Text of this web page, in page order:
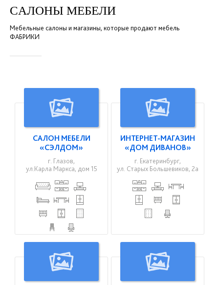
CАЛОНЫ МЕБЕЛИ
Мебельные салоны и магазины, которые продают мебель
ФАБРИКИ
САЛОН МЕБЕЛИ
«СЭЛДОМ»
г. Глазов,
ул.Карла Маркса, дом 15
ИНТЕРНЕТ-МАГАЗИН
«ДОМ ДИВАНОВ»
г. Екатеринбург,
ул. Старых Большевиков, 2а